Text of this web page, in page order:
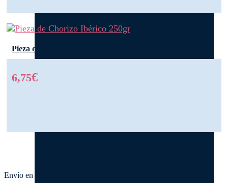
Pieza de Chorizo Ibérico 250gr
6,75€
Envío en 24/48h